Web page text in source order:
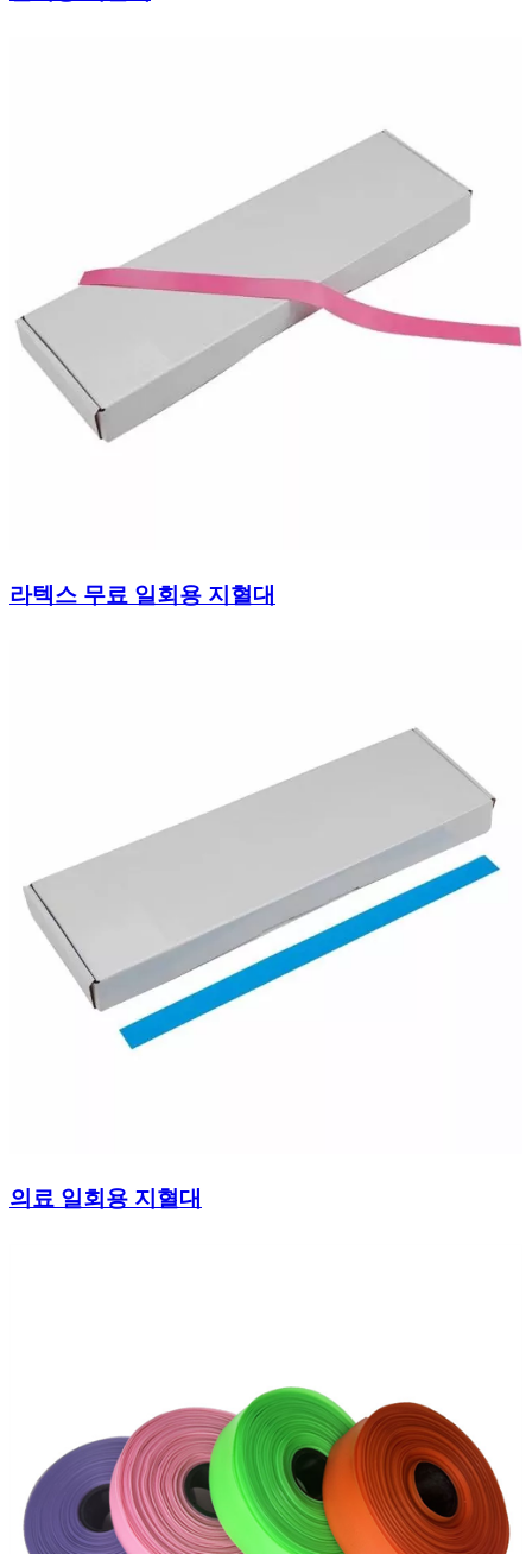
라텍스 무료 일회용 지혈대
의료 일회용 지혈대